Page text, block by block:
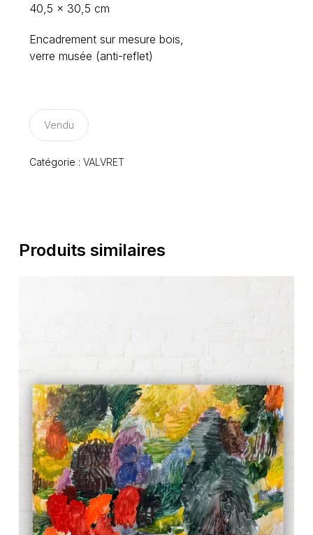
40,5 x 30,5 cm
Encadrement sur mesure bois,
verre musée (anti-reflet)
Vendu
Catégorie : VALVRET
Produits similaires